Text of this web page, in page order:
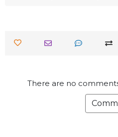
There are no